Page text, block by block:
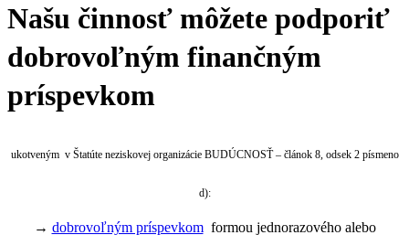
Našu činnosť môžete podporiť
dobrovoľným finančným
príspevkom
ukotveným v Štatúte neziskovej organizácie BUDÚCNOSŤ – článok 8, odsek 2 písmeno
d):
→ dobrovoľným príspevkomformou jednorazového alebo